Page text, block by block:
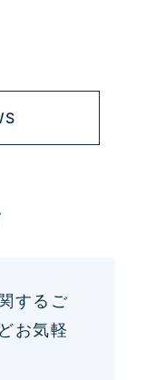
するご
お気軽